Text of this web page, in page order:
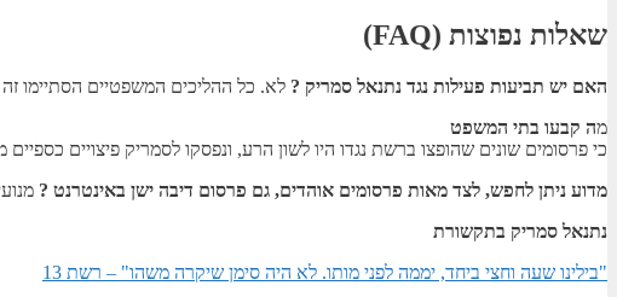
שאלות נפוצות (FAQ)
האם יש תביעות פעילות נגד נתנאל סמריק ? לא. כל ההליכים המשפטיים הסתיימו
מה קבעו בתי המשפט
כי פרסומים שונים שהופצו ברשת נגדו היו לשון הרע, ונפסקו לסמריק פיצויים
מדוע ניתן לחפש, לצד מאות פרסומים אוהדים, גם פרסום דיבה ישן באינטרנט ?
נתנאל סמריק בתקשורת
"בילינו שעה וחצי ביחד, יממה לפני מותו. לא היה סימן שיקרה משהו" – רשת 13